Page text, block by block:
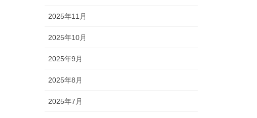
2025年11月
2025年10月
2025年9月
2025年8月
2025年7月